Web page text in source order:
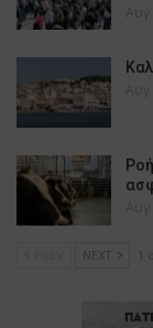
Αυγ
Αυγ
Αυγ
NEXT 1